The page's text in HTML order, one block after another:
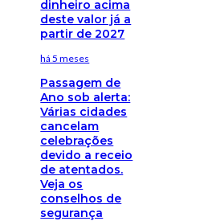
dinheiro acima
deste valor já a
partir de 2027
há 5 meses
Passagem de
Ano sob alerta:
Várias cidades
cancelam
celebrações
devido a receio
de atentados.
Veja os
conselhos de
segurança